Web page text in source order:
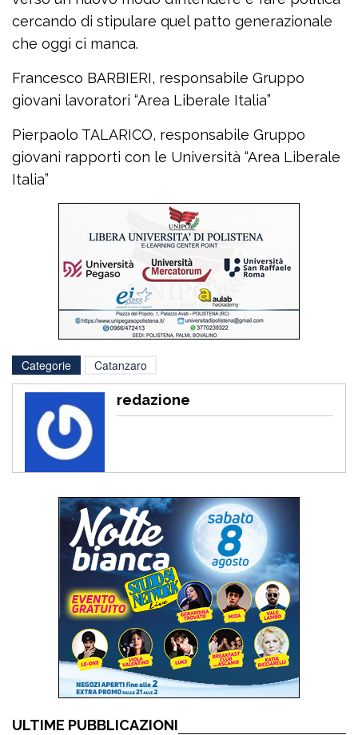
cercando di stipulare quel patto generazionale
che oggi ci manca.
Francesco BARBIERI, responsabile Gruppo
giovani lavoratori “Area Liberale Italia”
Pierpaolo TALARICO, responsabile Gruppo
giovani rapporti con le Università “Area Liberale
Italia”
Categorie Catanzaro
redazione
ULTIME PUBBLICAZIONI